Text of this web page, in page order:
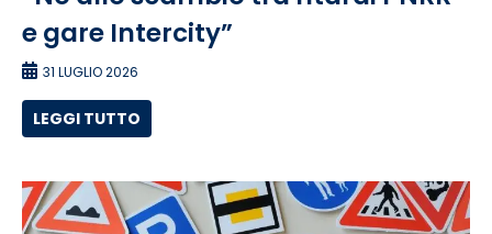
e gare Intercity”
31 LUGLIO 2026
LEGGI TUTTO